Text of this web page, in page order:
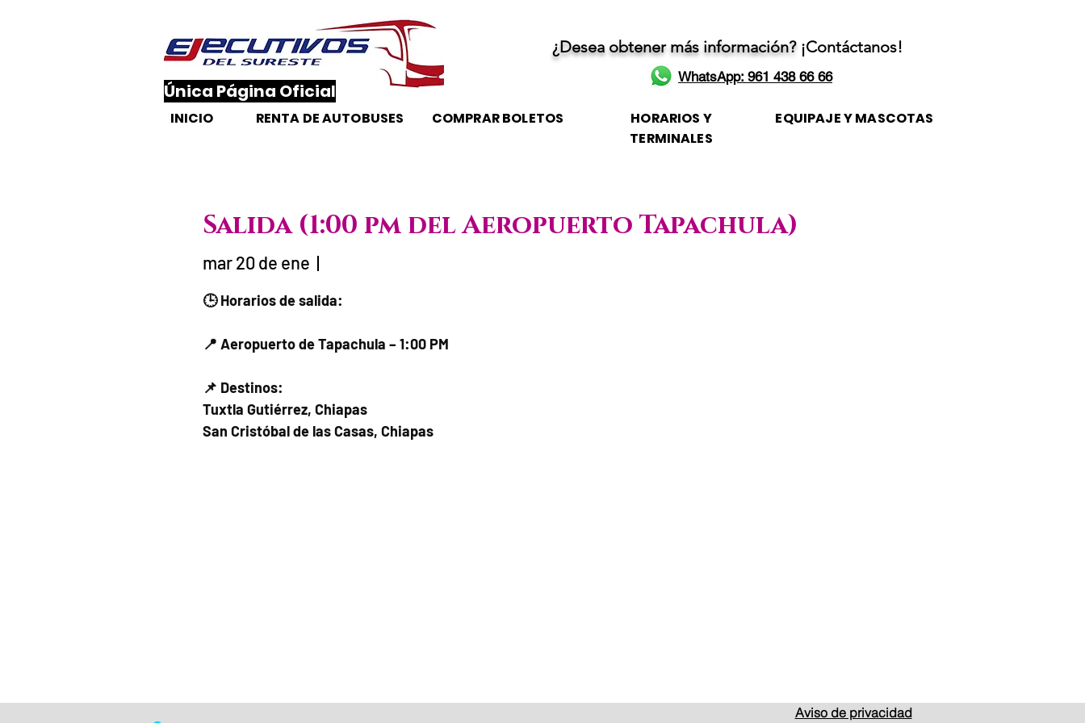
​Única Página Oficial
¿Desea obtener más información? ¡Contáctanos!
WhatsApp: 961 438 66 66
INICIO RENTA DE AUTOBUSES COMPRAR BOLETOS
HORARIOS Y
TERMINALES
EQUIPAJE Y MASCOTAS
Salida (1:00 pm del Aeropuerto Tapachula)
mar 20 de ene
  |
🕒 Horarios de salida:
📍 Aeropuerto de Tapachula – 1:00 PM
📌 Destinos:
Tuxtla Gutiérrez, Chiapas
San Cristóbal de las Casas, Chiapas
Aviso de privacidad